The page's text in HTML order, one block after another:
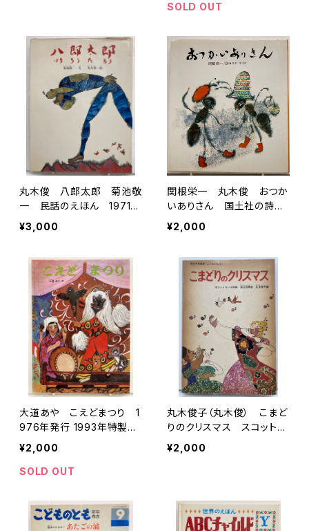
SOLD OUT
丸木俊 八郎太郎 菊池敬
一 民話のえほん 1971
年 初版 小峰書店
¥3,000
関根栄一 丸木俊 おつか
いありさん 国土社の詩の
本 1975年 初版 国土
社
¥2,000
大道あや こえどまつり 1
976年発行 1993年特製
版 福音館書店
¥2,000
SOLD OUT
丸木俊子（丸木俊） こまど
りのクリスマス スコットラ
ンド民話 渡辺茂男 訳 こ
どものとも 絵本のたのし
¥2,000